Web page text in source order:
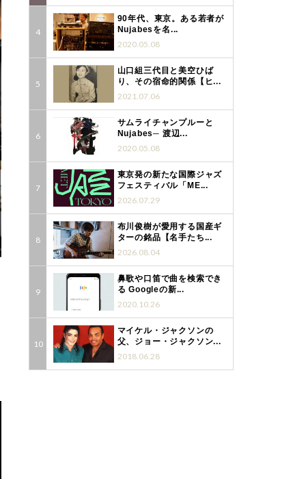
90年代、東京。ある若者が
Nujabesを名...
2020.05.08
山口組三代目と美空ひば
り、その宿命的関係【ヒ...
2021.07.06
サムライチャンプルーと
Nujabes─ 渡辺...
2020.05.08
東京発の新たな国際ジャズ
フェスティバル「ME...
2026.07.29
布川俊樹が愛用する国産ギ
ターの銘品【名手たち...
2026.08.04
鼻歌や口笛で曲を検索でき
る Googleの新...
2020.10.26
マイケル・ジャクソンの
父、ジョー・ジャクソン...
2018.06.28